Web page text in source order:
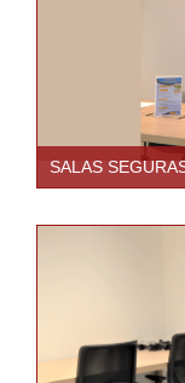
SALAS